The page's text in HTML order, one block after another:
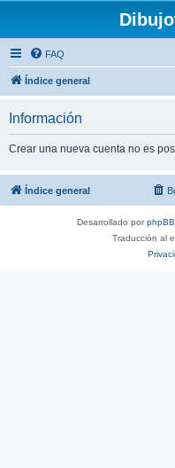
FAQ
Índice general
Información
Crear una nueva cuenta no es
Índice general
Desarrollado porphpBB
Traducción al